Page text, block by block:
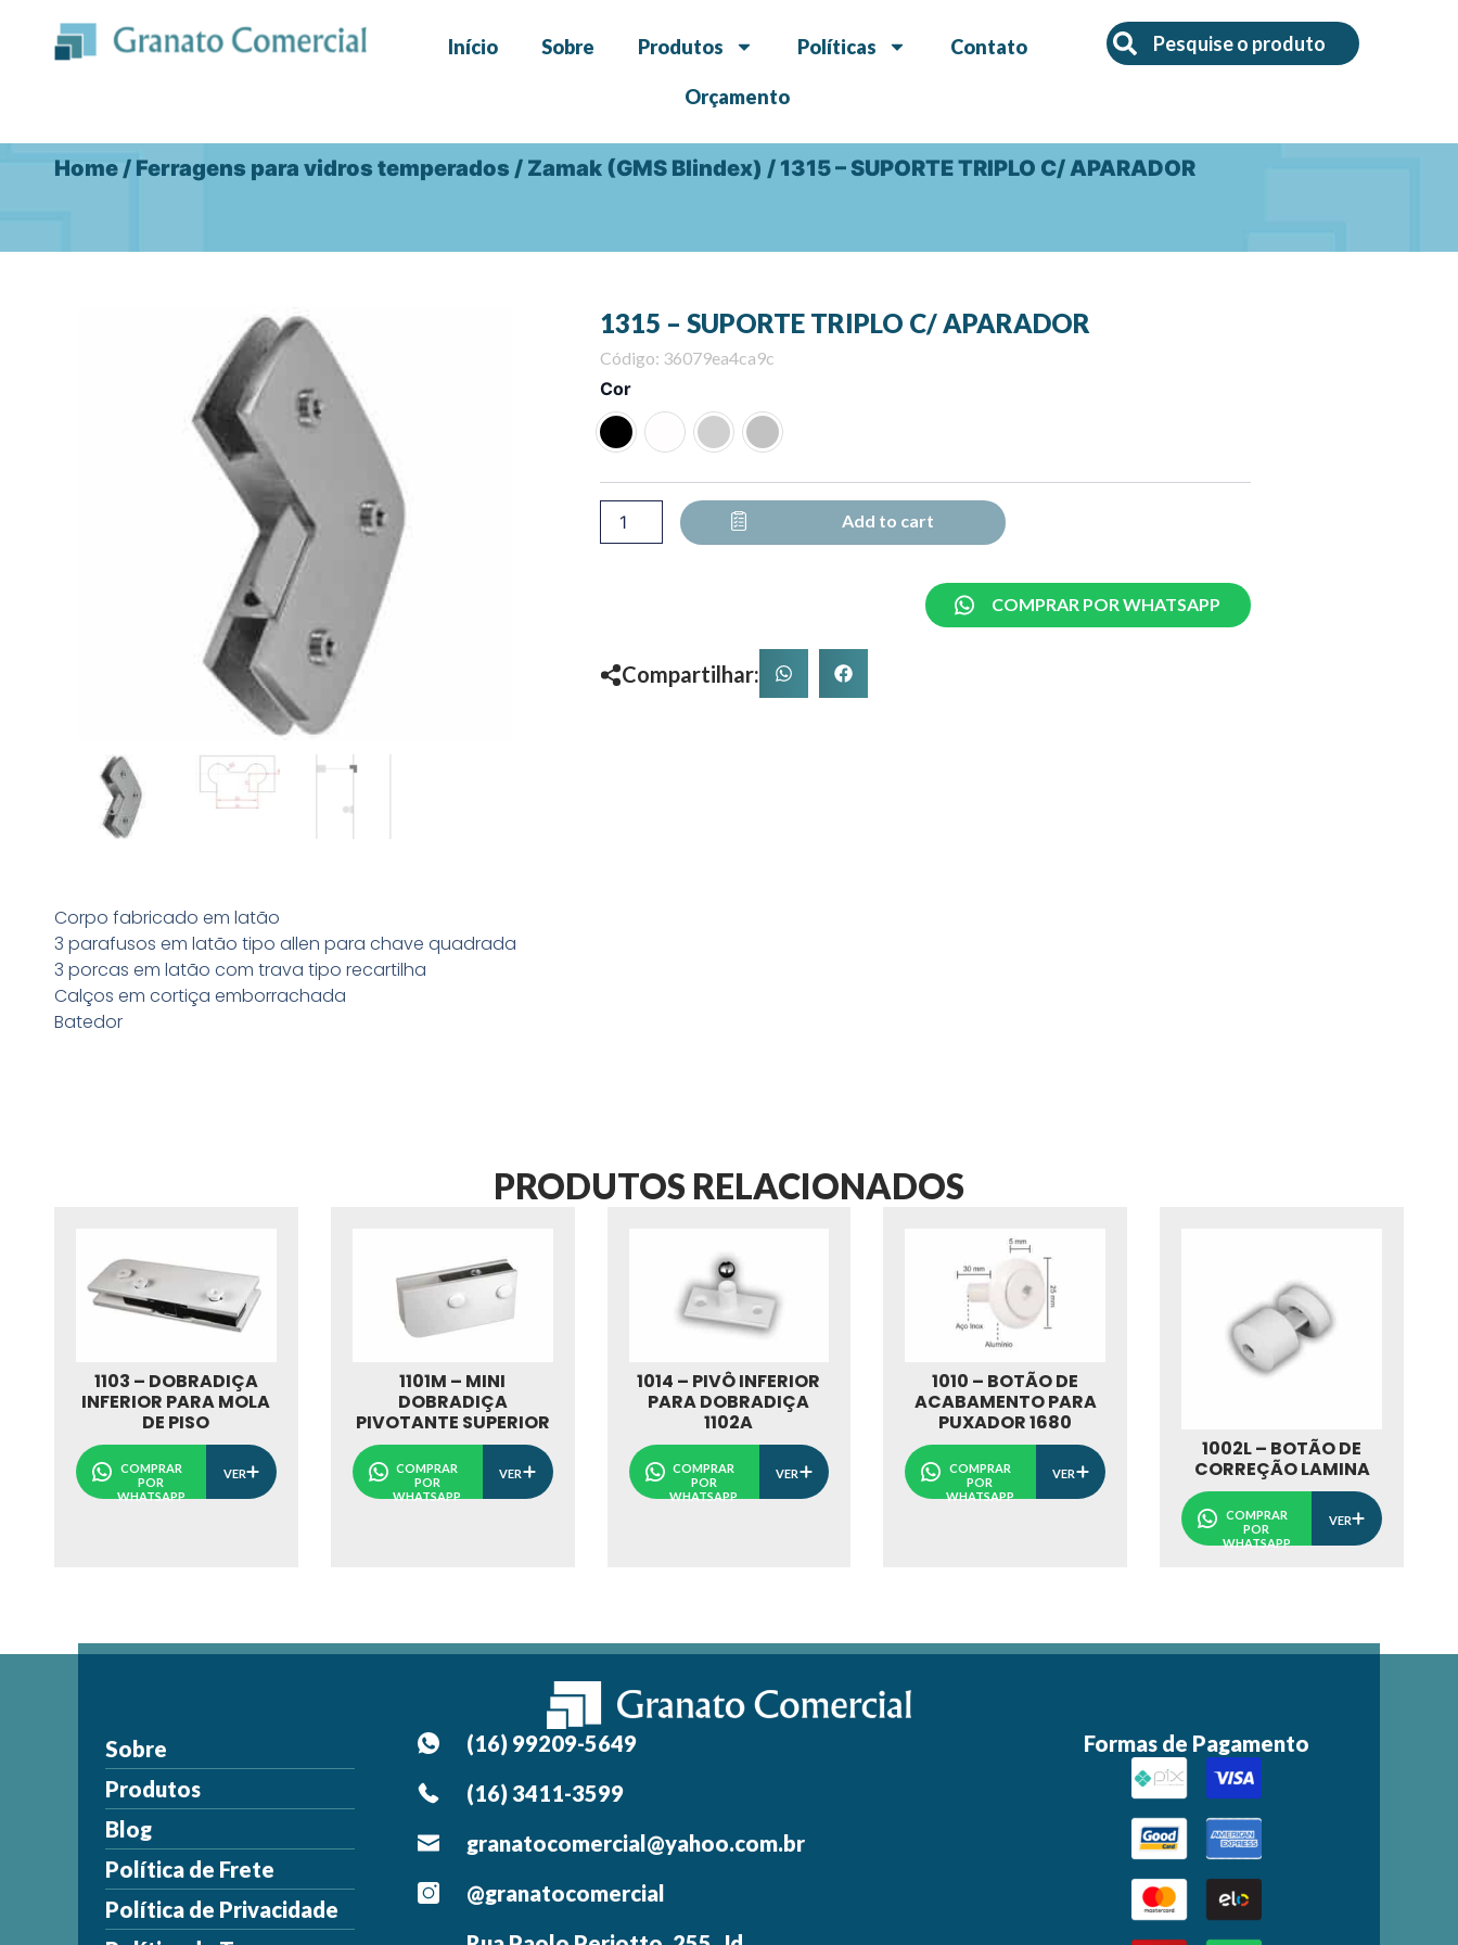
Início Sobre Produtos Políticas Contato
Orçamento
SearchSearch
Home/ Ferragens para vidros temperados / Zamak (GMS Blindex) / 1315 – SUPORTE TRIPLO C/ APARADOR
1315 – SUPORTE TRIPLO C/ APARADOR
Código: 36079ea4ca9c
Cor
1315
SUPORTE
TRIPLO
APARADOR
Add to cart
COMPRAR POR WHATSAPP
Compartilhar:
Corpo fabricado em latão
3 parafusos em latão tipo allen para chave quadrada
3 porcas em latão com trava tipo recartilha
Calços em cortiça emborrachada
Batedor
PRODUTOS RELACIONADOS
1103 – DOBRADIÇA
INFERIOR PARA MOLA
DE PISO
COMPRAR
POR
WHATSAPP
VER
1101M – MINI
DOBRADIÇA
PIVOTANTE SUPERIOR
COMPRAR
POR
WHATSAPP
VER
1014 – PIVÔ INFERIOR
PARA DOBRADIÇA
1102A
COMPRAR
POR
WHATSAPP
VER
1010 – BOTÃO DE
ACABAMENTO PARA
PUXADOR 1680
COMPRAR
POR
WHATSAPP
VER
1002L – BOTÃO DE
CORREÇÃO LAMINA
COMPRAR
POR
WHATSAPP
VER
Sobre
Produtos
Blog
Política de Frete
Política de Privacidade
(16) 99209-5649
(16) 3411-3599
granatocomercial@yahoo.com.br
@granatocomercial
Formas de Pagamento